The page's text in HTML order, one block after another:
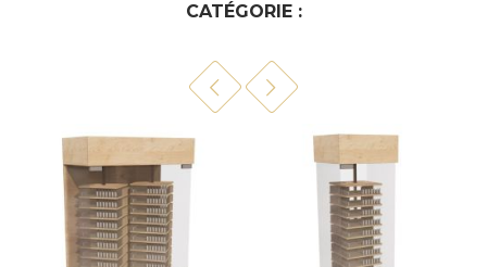
CATÉGORIE :